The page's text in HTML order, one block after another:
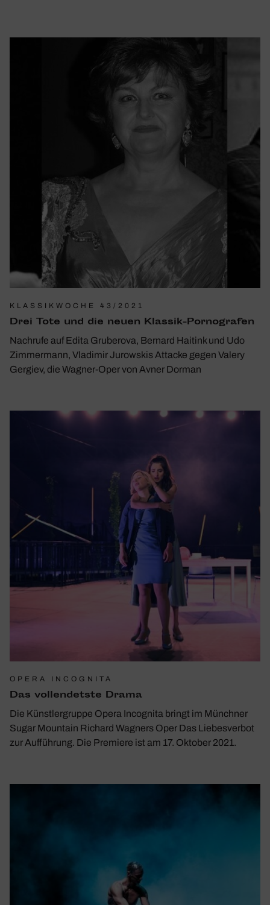
KLASSIKWOCHE 43/2021
Drei Tote und die neuen Klassik-Porno­grafen
Nachrufe auf Edita Gruberova, Bernard Haitink und Udo
Zimmermann, Vladimir Jurowskis Attacke gegen Valery
Gergiev, die Wagner-Oper von Avner Dorman
OPERA INCOGNITA
Das voll­endetste Drama
Die Künstlergruppe Opera Incognita bringt im Münchner
Sugar Mountain Richard Wagners Oper Das Liebesverbot
zur Aufführung. Die Premiere ist am 17. Oktober 2021.